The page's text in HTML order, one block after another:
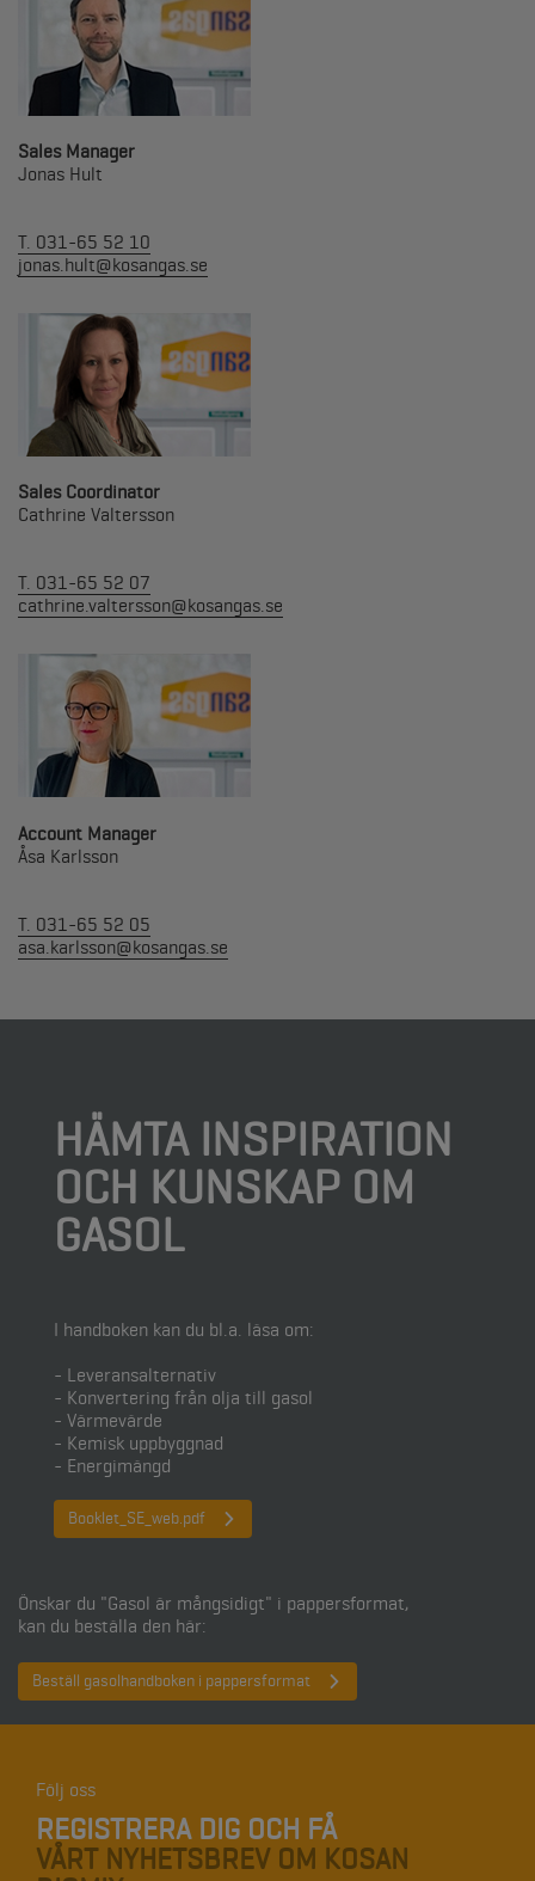
Sales Manager
Jonas Hult
T. 031-65 52 10
jonas.hult@kosangas.se
Sales Coordinator
Cathrine Valtersson
T. 031-65 52 07
cathrine.valtersson@kosangas.se
Account Manager
Åsa Karlsson
T. 031-65 52 05
asa.karlsson@kosangas.se
HÄMTA INSPIRATION
OCH KUNSKAP OM
GASOL
I handboken kan du bl.a. läsa om:
- Leveransalternativ
- Konvertering från olja till gasol
- Värmevärde
- Kemisk uppbyggnad
- Energimängd
Booklet_SE_web.pdf
Önskar du "Gasol är mångsidigt" i pappersformat,
kan du beställa den här:
Beställ gasolhandboken i pappersformat
Följ oss
REGISTRERA DIG OCH FÅ
VÅRT NYHETSBREV OM KOSAN